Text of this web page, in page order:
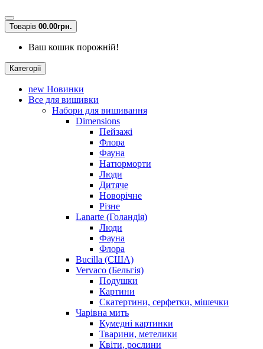
Товарів 00.00грн.
Ваш кошик порожній!
Категорії
new Новинки
Все для вишивки
Набори для вишивання
Dimensions
Пейзажі
Флора
Фауна
Натюрморти
Люди
Дитяче
Новорічне
Різне
Lanarte (Голандія)
Люди
Фауна
Флора
Bucilla (США)
Vervaco (Бельгія)
Подушки
Картини
Скатертини, серфетки, мішечки
Чарiвна мить
Кумедні картинки
Тварини, метелики
Квіти, рослини